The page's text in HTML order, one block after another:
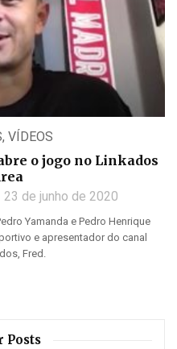
, VÍDEOS
o jogo no Linkados
23 de junho de 2020
Yamanda e Pedro Henrique
e apresentador do canal
Fred.
Posts